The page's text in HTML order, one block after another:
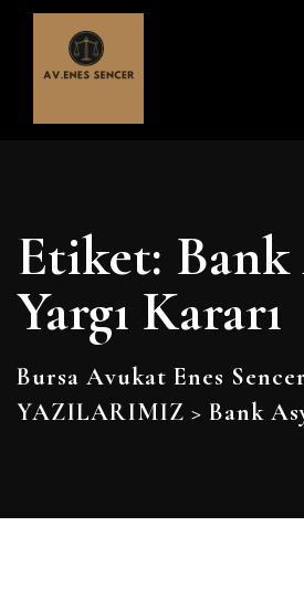
Etiket: Bank
Yargı Kararı
Bursa Avukat Enes Sencer
YAZILARIMIZ > Bank